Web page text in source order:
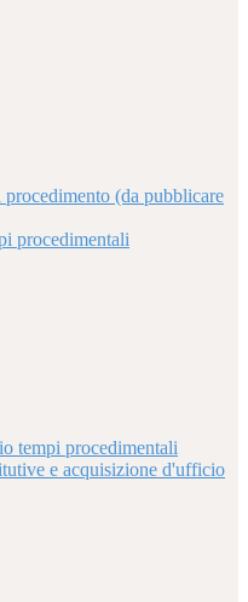
(da pubblicare
procedimentali
tempi procedimentali
e acquisizione d'ufficio